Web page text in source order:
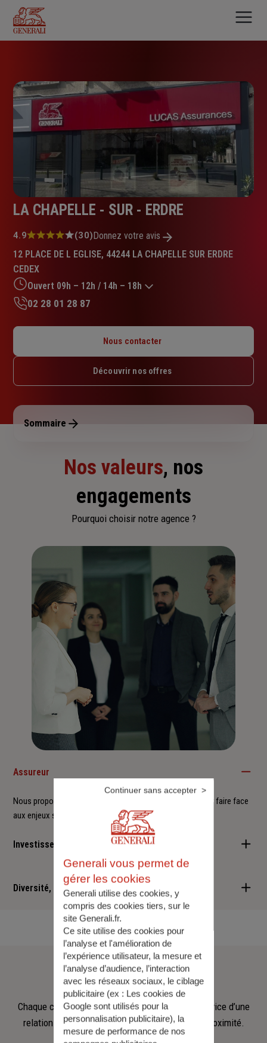
contenu
principal
LA CHAPELLE - SUR - ERDRE
Note
4.9
sur
5
étoiles
4.9 (30)Donnez votre avis
12 PLACE DE L EGLISE, 44244 LA CHAPELLE SUR ERDRE
CEDEX
Ouvert 09h – 12h / 14h – 18h
Mardi : 09h – 12h / 14h – 18h
Jeudi : 09h – 12h / 14h – 18h
Dimanche : Fermé
02 28 01 28 87
Nous contacter
Découvrir nos offres
Sommaire
Nos valeurs, nos
engagements
Pourquoi choisir notre agence ?
Assureur
Nous proposons à nos clients des solutions durables pour faire face
aux enjeux sociétaux et environnementaux.
Investisseur responsable
Nous sommes convaincus qu'il est possible d'allier performance
financière et retombées positives : cette vision est au cœur des
services que nous vous proposons.
Diversité, Equité, Inclusion
Nous faisons de la diversité, de l'équité et de l'inclusion un
engagement quotidien.
Notreéquipe
Chaque collaborateur met son savoir‑faire au service d’une
relation fondée sur l’écoute, la confiance et la proximité.
Generali vous permet de
gérer les cookies
Generali utilise des cookies, y
compris des cookies tiers, sur le
site Generali.fr.
Ce site utilise des cookies pour
l’analyse et l'amélioration de
l’expérience utilisateur, la mesure et
l’analyse d’audience, l’interaction
avec les réseaux sociaux, le ciblage
publicitaire (ex : Les cookies de
Google sont utilisés pour la
personnalisation publicitaire), la
mesure de performance de nos
Continuer sans accepter